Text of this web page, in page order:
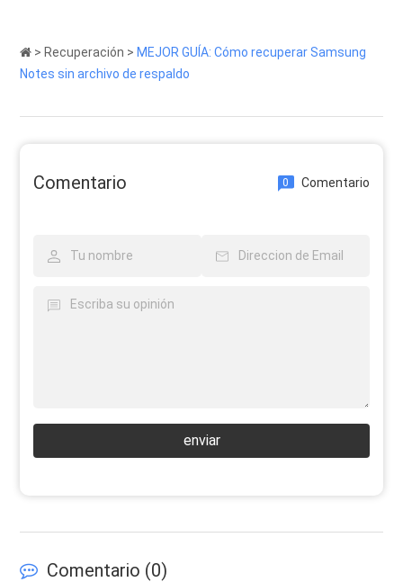
> Recuperación > MEJOR GUÍA: Cómo recuperar Samsung
Notes sin archivo de respaldo
Comentario 0 Comentario
enviar
Comentario (0)